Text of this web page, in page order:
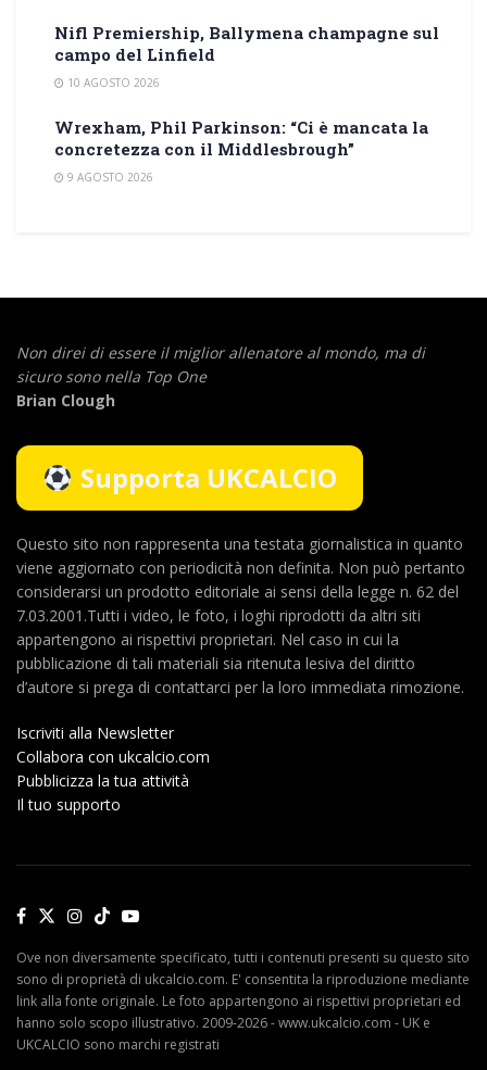
Nifl Premiership, Ballymena champagne sul
campo del Linfield
10 AGOSTO 2026
Wrexham, Phil Parkinson: “Ci è mancata la
concretezza con il Middlesbrough”
9 AGOSTO 2026
Non direi di essere il miglior allenatore al mondo, ma di
sicuro sono nella Top One
Brian Clough
Supporta UKCALCIO
Questo sito non rappresenta una testata giornalistica in quanto
viene aggiornato con periodicità non definita. Non può pertanto
considerarsi un prodotto editoriale ai sensi della legge n. 62 del
7.03.2001.Tutti i video, le foto, i loghi riprodotti da altri siti
appartengono ai rispettivi proprietari. Nel caso in cui la
pubblicazione di tali materiali sia ritenuta lesiva del diritto
d’autore si prega di contattarci per la loro immediata rimozione.
Iscriviti alla Newsletter
Collabora con ukcalcio.com
Pubblicizza la tua attività
Il tuo supporto
Ove non diversamente specificato, tutti i contenuti presenti su questo sito
sono di proprietà di ukcalcio.com. E' consentita la riproduzione mediante
link alla fonte originale. Le foto appartengono ai rispettivi proprietari ed
hanno solo scopo illustrativo. 2009-2026 - www.ukcalcio.com - UK e
UKCALCIO sono marchi registrati